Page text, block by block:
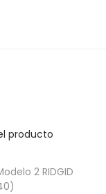
2 RIDGID